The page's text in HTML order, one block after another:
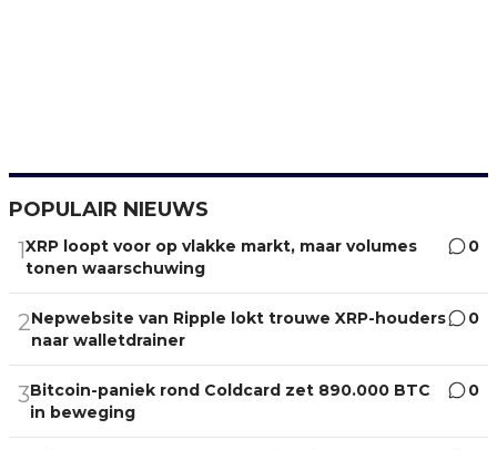
POPULAIR NIEUWS
1XRP loopt voor op vlakke markt, maar volumes
tonen waarschuwing
0
2Nepwebsite van Ripple lokt trouwe XRP-houders
naar walletdrainer
0
3Bitcoin-paniek rond Coldcard zet 890.000 BTC
in beweging
0